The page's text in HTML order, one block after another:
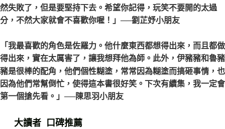
然失敗了，但是要堅持下去。希望你記得，玩笑不要開的太過
分，不然大家就會不喜歡你喔！」 ──劉芷妤小朋友
「我最喜歡的角色是佐羅力。他什麼東西都想得出來，而且都做
得出來，實在太厲害了，讓我想拜他為師。此外，伊豬豬和魯豬
豬是很棒的配角，他們個性糊塗，常常因為糊塗而搞砸事情，也
因為他們常幫倒忙，使得這本書很好笑。下次有續集，我一定會
第一個搶先看。」 ──陳思羽小朋友
大讀者 口碑推薦